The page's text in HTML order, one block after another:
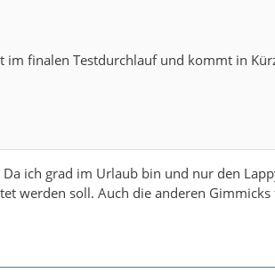
im finalen Testdurchlauf und kommt in
Da ich grad im Urlaub bin und nur den
werden soll. Auch die anderen